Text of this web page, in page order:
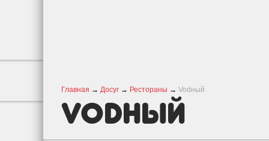
Главная → Досуг → Рестораны → Vodный
Vodный